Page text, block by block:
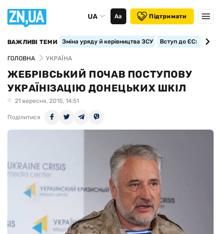
UA Аа Підтримати
ВАЖЛИВІ ТЕМИ Зміна уряду й керівництва ЗСУ Вступ до ЄС:
ГОЛОВНА УКРАЇНА
ЖЕБРІВСЬКИЙ ПОЧАВ ПОСТУПОВУ
УКРАЇНІЗАЦІЮ ДОНЕЦЬКИХ ШКІЛ
21 вересня, 2015, 14:51
Поділитися